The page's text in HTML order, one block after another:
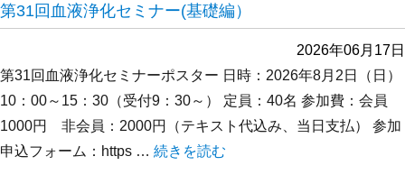
第31回血液浄化セミナー(基礎編）
2026年06月17日
第31回血液浄化セミナーポスター 日時：2026年8月2日（日）
10：00～15：30（受付9：30～） 定員：40名 参加費：会員
1000円 非会員：2000円（テキスト代込み、当日支払） 参加
申込フォーム：https … “第31回血液浄化セミナー(基礎編）” の
続きを読む